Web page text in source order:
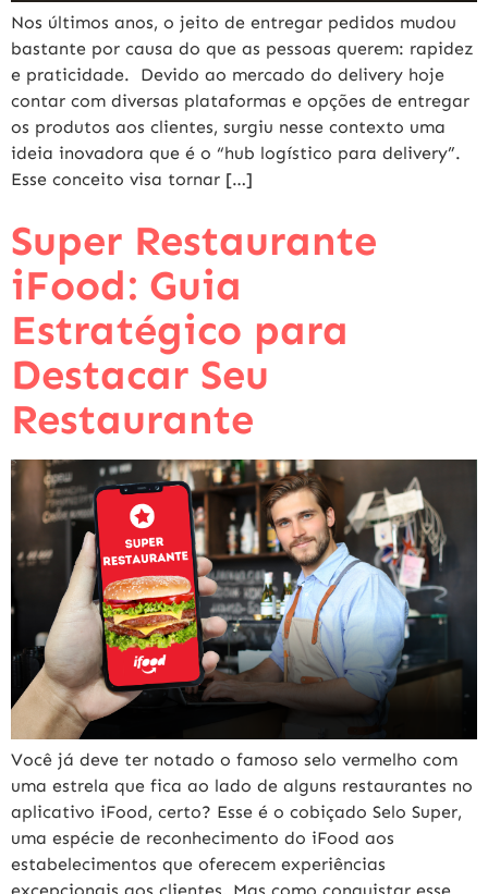
Nos últimos anos, o jeito de entregar pedidos mudou
bastante por causa do que as pessoas querem: rapidez
e praticidade. Devido ao mercado do delivery hoje
contar com diversas plataformas e opções de entregar
os produtos aos clientes, surgiu nesse contexto uma
ideia inovadora que é o “hub logístico para delivery”.
Esse conceito visa tornar […]
Super Restaurante
iFood: Guia
Estratégico para
Destacar Seu
Restaurante
Você já deve ter notado o famoso selo vermelho com
uma estrela que fica ao lado de alguns restaurantes no
aplicativo iFood, certo? Esse é o cobiçado Selo Super,
uma espécie de reconhecimento do iFood aos
estabelecimentos que oferecem experiências